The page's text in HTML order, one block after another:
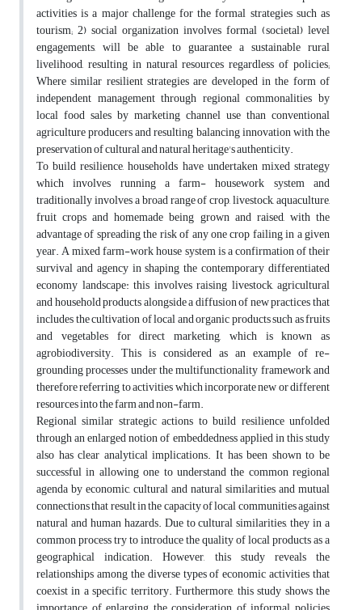
activities is a major challenge for the formal strategies such as
tourism; 2) social organization involves formal (societal) level
engagements, will be able to guarantee a sustainable rural
livelihood, resulting in natural resources regardless of policies;
Where similar resilient strategies are developed in the form of
independent management through regional commonalities by
local food sales by marketing channel use than conventional
agriculture producers and resulting balancing innovation with the
preservation of cultural and natural heritage's authenticity.
To build resilience, households have undertaken mixed strategy
which involves running a farm- housework system and
traditionally involves a broad range of crop, livestock, aquaculture,
fruit crops and homemade being grown and raised, with the
advantage of spreading the risk of any one crop failing in a given
year. A mixed farm-work house system is a confirmation of their
survival and agency in shaping the contemporary differentiated
economy landscape: this involves raising livestock, agricultural
and household products alongside a diffusion of new practices that
includes the cultivation of local and organic products such as fruits
and vegetables for direct marketing, which is known as
agrobiodiversity. This is considered as an example of re-
grounding processes under the multifunctionality framework and
therefore referring to activities which incorporate new or different
resources into the farm and non-farm.
Regional similar strategic actions to build resilience unfolded
through an enlarged notion of embeddedness applied in this study
also has clear analytical implications. It has been shown to be
successful in allowing one to understand the common regional
agenda by economic, cultural and natural similarities and mutual
connections that result in the capacity of local communities against
natural and human hazards. Due to cultural similarities, they in a
common process try to introduce the quality of local products as a
geographical indication. However, this study reveals the
relationships among the diverse types of economic activities that
coexist in a specific territory. Furthermore, this study shows the